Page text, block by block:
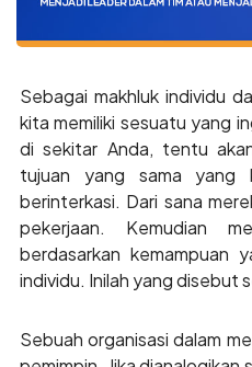
Sebagai makhluk individu
kita memiliki sesuatu yang
di sekitar Anda, tentu
tujuan yang sama yang
berinterkasi. Dari sana
pekerjaan. Kemudian
berdasarkan kemampuan
individu. Inilah yang disebut
Sebuah organisasi dalam